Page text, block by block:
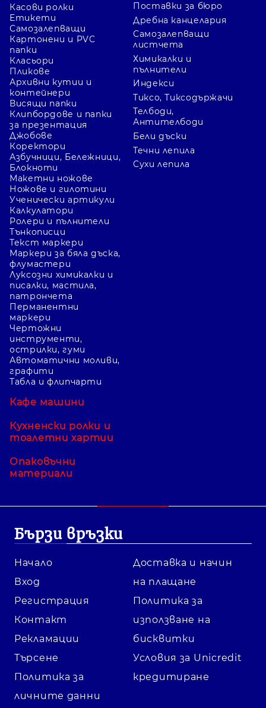
Касови ролки
Етикети
Самозалепващи
Картонени и PVC
папки
Класьори
Пликове
Архивни кутии и
контейнери
Висящи папки
Клипбордове и папки
за презентация
Джобове
Коректори
Азбучници, Бележници,
Блокноти
Поставки за бюро
Дребна канцелария
Самозалепващи
листчета
Химикалки и
пълнители
Индекси
Тиксо, Тиксодържачи
Телбоди,
Антителбоди
Бели дъски
Течни лепила
Сухи лепила
Макетни ножове
Ножове и гилотини
Ученически артикули
Калкулатори
Ролери и пълнители
Тънкописци
Текст маркери
Маркери за бяла дъска,
флумастери
Луксозни химикалки и
писалки, мастила,
патрончета
Перманентни
маркери
Чертожни
инструменти,
острилки, гуми
Автоматични моливи,
графити
Табла и флипчарти
Кафе машини
Кухненски ролки и
тоалетни хартии
Опаковъчни
материали
Бързи връзки
Начало
Вход
Регистрация
Контакт
Рекламации
Търсене
Политика за
личните данни
Доставка и начин
на плащане
Политика за
използване на
бисквитки
Условия за Unicredit
кредитиране